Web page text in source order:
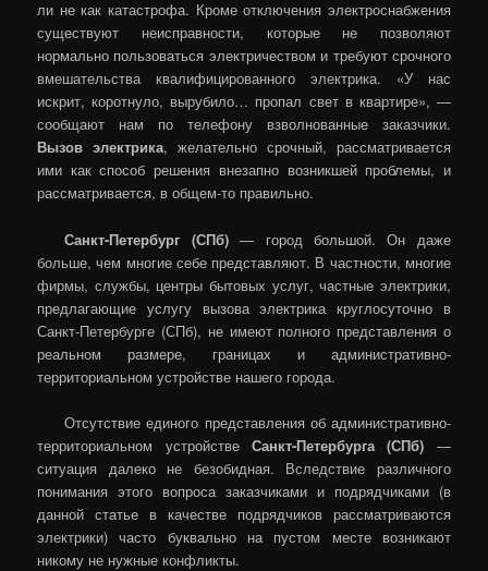
ли не как катастрофа. Кроме отключения электроснабжения
существуют неисправности, которые не позволяют
нормально пользоваться электричеством и требуют срочного
вмешательства квалифицированного электрика. «У нас
искрит, коротнуло, вырубило… пропал свет в квартире», —
сообщают нам по телефону взволнованные заказчики.
Вызов электрика, желательно срочный, рассматривается
ими как способ решения внезапно возникшей проблемы, и
рассматривается, в общем-то правильно.
Санкт-Петербург (СПб)— город большой. Он даже
больше, чем многие себе представляют. В частности, многие
фирмы, службы, центры бытовых услуг, частные электрики,
предлагающие услугу вызова электрика круглосуточно в
Санкт-Петербурге (СПб), не имеют полного представления о
реальном размере, границах и административно-
территориальном устройстве нашего города.
Отсутствие единого представления об административно-
территориальном устройстве Санкт-Петербурга (СПб) —
ситуация далеко не безобидная. Вследствие различного
понимания этого вопроса заказчиками и подрядчиками (в
данной статье в качестве подрядчиков рассматриваются
электрики) часто буквально на пустом месте возникают
никому не нужные конфликты.